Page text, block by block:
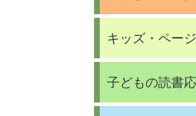
キッズ・ページ
子どもの読書